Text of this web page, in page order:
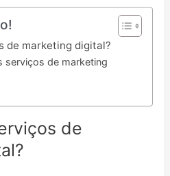
de marketing digital?
serviços de marketing
de